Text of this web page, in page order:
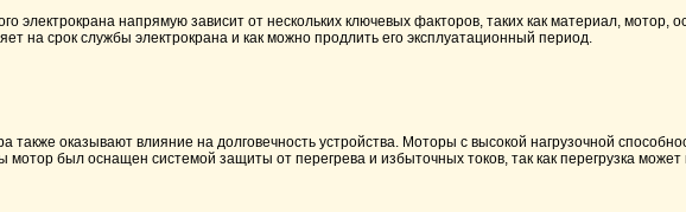
электрокрана напрямую зависит от нескольких ключевых факторов, таких как материал,
на срок службы электрокрана и как можно продлить его эксплуатационный период.
также оказывают влияние на долговечность устройства. Моторы с высокой нагрузочной
мотор был оснащен системой защиты от перегрева и избыточных токов, так как перегрузка